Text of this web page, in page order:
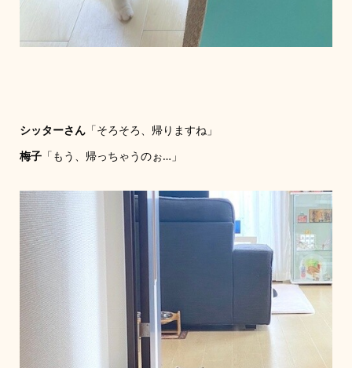
シッターさん「そろそろ、帰りますね」
梅子「もう、帰っちゃうのぉ…」